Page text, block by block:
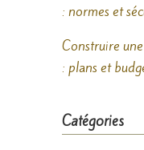
: normes et
Construire
: plans et
Catégories